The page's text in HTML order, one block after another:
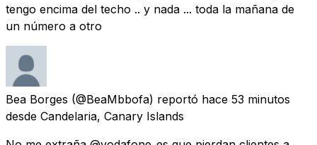
tengo encima del techo .. y nada ... toda la mañana de
un número a otro
Bea Borges (@BeaMbbofa) reportó hace 53 minutos
desde Candelaria, Canary Islands